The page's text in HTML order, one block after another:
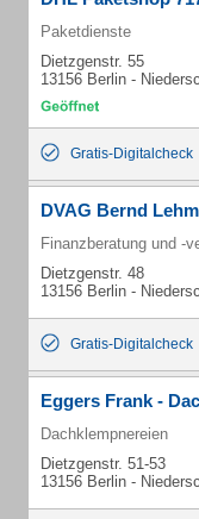
Paketdienste
Dietzgenstr. 55
13156 Berlin -
Gratis-Digitalcheck
DVAG Bernd
Finanzberatung und -
Dietzgenstr. 48
13156 Berlin -
Gratis-Digitalcheck
Eggers Frank -
Dachklempnereien
Dietzgenstr. 51-53
13156 Berlin -